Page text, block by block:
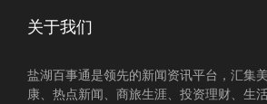
关于我们
盐湖百事通是领先的新闻资讯平台，汇集
康、热点新闻、商旅生涯、投资理财、生